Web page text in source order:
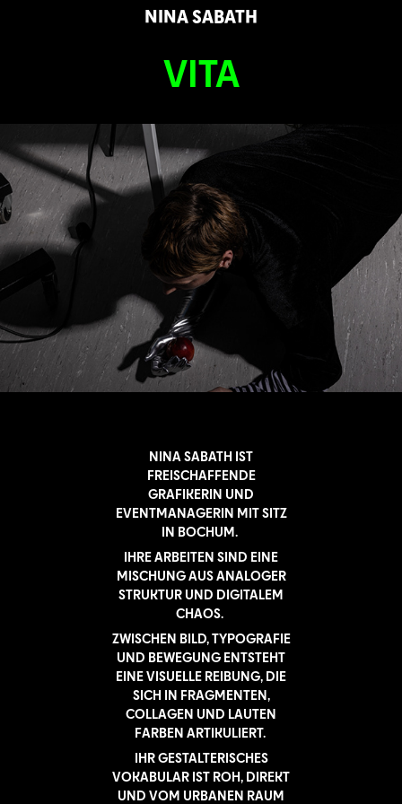
NINA SABATH
VITA
NINA SABATH IST
FREISCHAFFENDE
GRAFIKERIN UND
EVENTMANAGERIN MIT SITZ
IN BOCHUM.
IHRE ARBEITEN SIND EINE
MISCHUNG AUS ANALOGER
STRUKTUR UND DIGITALEM
CHAOS.
ZWISCHEN BILD, TYPOGRAFIE
UND BEWEGUNG ENTSTEHT
EINE VISUELLE REIBUNG, DIE
SICH IN FRAGMENTEN,
COLLAGEN UND LAUTEN
FARBEN ARTIKULIERT.
IHR GESTALTERISCHES
VOKABULAR IST ROH, DIREKT
UND VOM URBANEN RAUM